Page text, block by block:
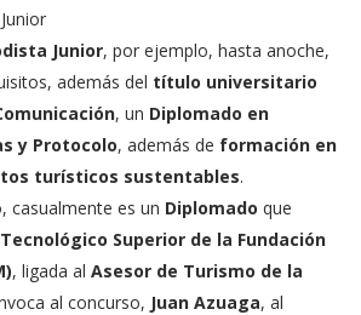
Junior, por ejemplo, hasta anoche,
además del título universitario
, un Diplomado en
y Protocolo, además de formación en
turísticos sustentables.
casualmente es un Diplomado que
Superior de la Fundación
, ligada al Asesor de Turismo de la
al concurso, Juan Azuaga, al